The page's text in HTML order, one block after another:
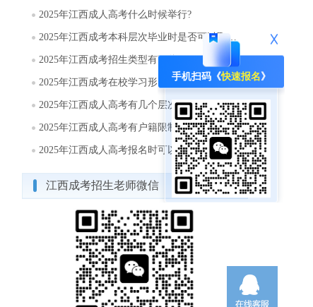
2025年江西成人高考什么时候举行?
2025年江西成考本科层次毕业时是否可以取得学士学位?
2025年江西成考招生类型有哪些?
2025年江西成考在校学习形式有哪几种方式?
2025年江西成人高考有几个层次?
2025年江西成人高考有户籍限制吗?
2025年江西成人高考报名时可以填报几个志愿?
江西成考招生老师微信
手机扫码《快速报名》